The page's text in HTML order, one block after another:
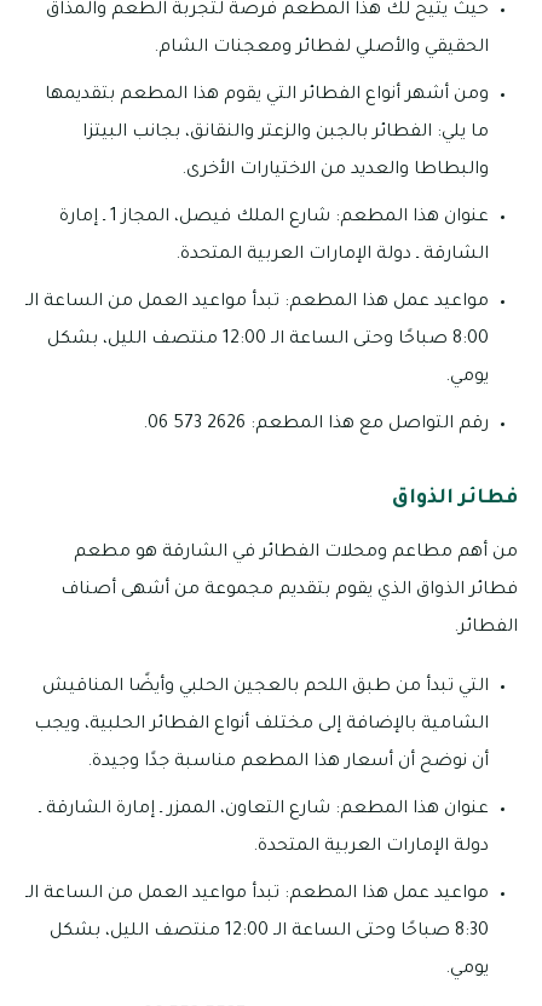
حيث يتيح لك هذا المطعم فرصة لتجربة الطعم والمذاق
الحقيقي والأصلي لفطائر ومعجنات الشام.
ومن أشهر أنواع الفطائر التي يقوم هذا المطعم بتقديمها
ما يلي: الفطائر بالجبن والزعتر والنقانق، بجانب البيتزا
والبطاطا والعديد من الاختيارات الأخرى.
عنوان هذا المطعم: شارع الملك فيصل، المجاز 1 ـ إمارة
الشارقة ـ دولة الإمارات العربية المتحدة.
مواعيد عمل هذا المطعم: تبدأ مواعيد العمل من الساعة الـ
8:00 صباحًا وحتى الساعة الـ 12:00 منتصف الليل، بشكل
يومي.
رقم التواصل مع هذا المطعم: 2626 573 06.
فطائر الذواق
من أهم مطاعم ومحلات الفطائر في الشارقة هو مطعم
فطائر الذواق الذي يقوم بتقديم مجموعة من أشهى أصناف
الفطائر.
التي تبدأ من طبق اللحم بالعجين الحلبي وأيضًا المناقيش
الشامية بالإضافة إلى مختلف أنواع الفطائر الحلبية، ويجب
أن نوضح أن أسعار هذا المطعم مناسبة جدًا وجيدة.
عنوان هذا المطعم: شارع التعاون، الممزر ـ إمارة الشارقة ـ
دولة الإمارات العربية المتحدة.
مواعيد عمل هذا المطعم: تبدأ مواعيد العمل من الساعة الـ
8:30 صباحًا وحتى الساعة الـ 12:00 منتصف الليل، بشكل
يومي.